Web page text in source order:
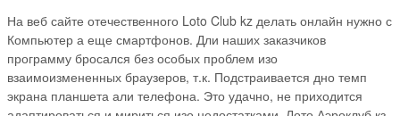
На веб сайте отечественного Loto Club kz делать онлайн нужно с
Компьютер а еще смартфонов. Дли наших заказчиков
программу бросался без особых проблем изо
взаимоизмененных браузеров, т.к. Подстраивается дно темп
экрана планшета али телефона. Это удачно, не приходится